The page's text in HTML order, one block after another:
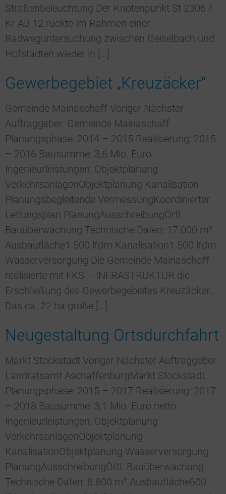
Straßenbeleuchtung Der Knotenpunkt St 2306 /
Kr AB 12 rückte im Rahmen einer
Radweguntersuchung zwischen Geiselbach und
Hofstädten wieder in […]
Gewerbegebiet „Kreuzäcker“
Gemeinde Mainaschaff Voriger Nächster
Auftraggeber: Gemeinde Mainaschaff
Planungsphase: 2014 – 2015 Realisierung: 2015
– 2016 Bausumme: 3,6 Mio. Euro
Ingenieurleistungen: Objektplanung
VerkehrsanlagenObjektplanung Kanalisation
Planungsbegleitende VermessungKoordinierter
Leitungsplan PlanungAusschreibungÖrtl.
Bauüberwachung Technische Daten: 17.000 m²
Ausbaufläche1.500 lfdm Kanalisation1.500 lfdm
Wasserversorgung Die Gemeinde Mainaschaff
realisierte mit FKS – INFRASTRUKTUR die
Erschließung des Gewerbegebietes Kreuzäcker.
Das ca. 22 ha große […]
Neugestaltung Ortsdurchfahrt
Markt Stockstadt Voriger Nächster Auftraggeber:
Landratsamt AschaffenburgMarkt Stockstadt
Planungsphase: 2015 – 2017 Realisierung: 2017
– 2018 Bausumme: 3,1 Mio. Euro netto
Ingenieurleistungen: Objektplanung
VerkehrsanlagenObjektplanung
KanalisationObjektplanung Wasserversorgung
PlanungAusschreibungÖrtl. Bauüberwachung
Technische Daten: 8.800 m² Ausbaufläche600